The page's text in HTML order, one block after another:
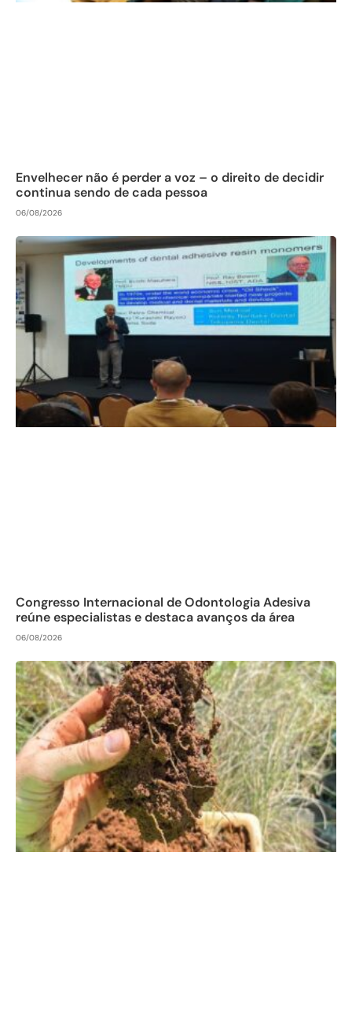
Envelhecer não é perder a voz – o direito de decidir
continua sendo de cada pessoa
06/08/2026
Congresso Internacional de Odontologia Adesiva
reúne especialistas e destaca avanços da área
06/08/2026